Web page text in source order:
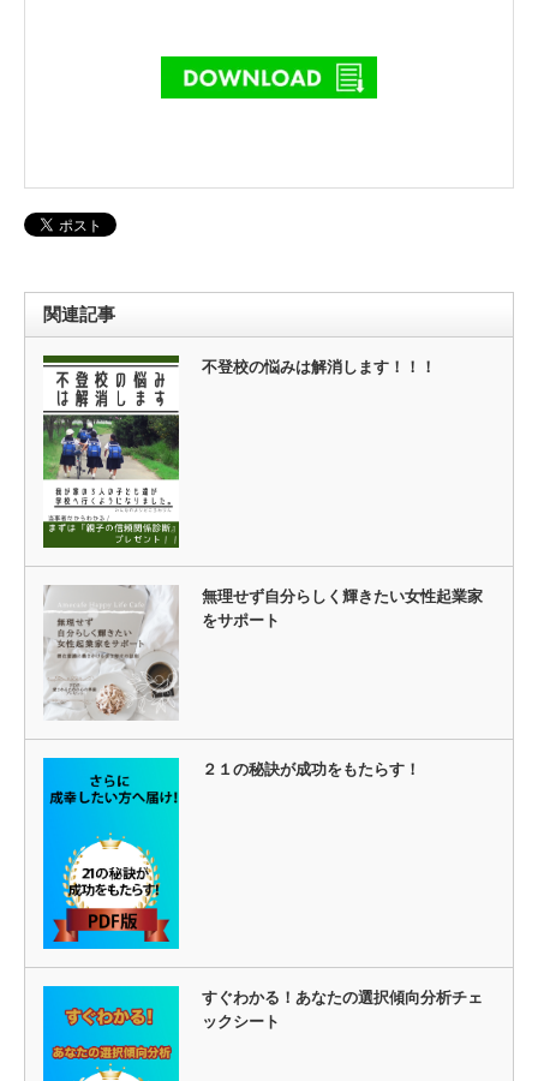
関連記事
不登校の悩みは解消します！！！
無理せず自分らしく輝きたい女性起業家
をサポート
２１の秘訣が成功をもたらす！
すぐわかる！あなたの選択傾向分析チェ
ックシート